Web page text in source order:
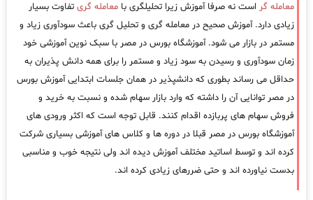
معامله گر است نه صرفا آموزش زیرا تحلیلگری با معامله گری تفاوت بسیار
زیادی دارد. آموزش صحیح در معامله گری و تحلیل گری باعث سودآوری زیاد و
مستمر در بازار می شود. آموزشگاه بورس در مصر با سبک نوین آموزشی خود
زمان سودآوری و رسیدن به سود زیاد و مستمر را برای همه دانش پذیران به
حداقل می رساند بطوری که دانشپذیر در همان جلسات ابتدایی آموزش بورس
در مصر توانایی آن را داشته که وارد بازار سهام شده و نسبت به خرید و
فروش سهام های پربازده اقدام کنند. قابل توجه است که اکثر ورودی های
آموزشگاه بورس در مصر قبلا در دوره ها و کلاس های آموزشی بسیاری شرکت
کرده اند و توسط اساتید مختلف آموزش دیده اند ولی نتیجه خوب و مناسبی
بدست نیاورده اند و حتی ضررهای زیادی کرده اند.